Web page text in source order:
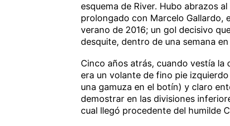
esquema de River. Hubo abrazos
prolongado con Marcelo Gallardo,
verano de 2016; un gol decisivo
desquite, dentro de una semana en
Cinco años atrás, cuando vestía la
era un volante de fino pie
una gamuza en el botín) y claro
demostrar en las divisiones
cual llegó procedente del humilde